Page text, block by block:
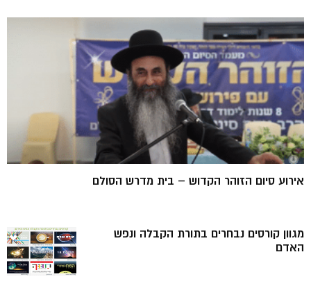
אירוע סיום הזוהר הקדוש – בית מדרש הסולם
מגוון קורסים נבחרים בתורת הקבלה ונפש
האדם